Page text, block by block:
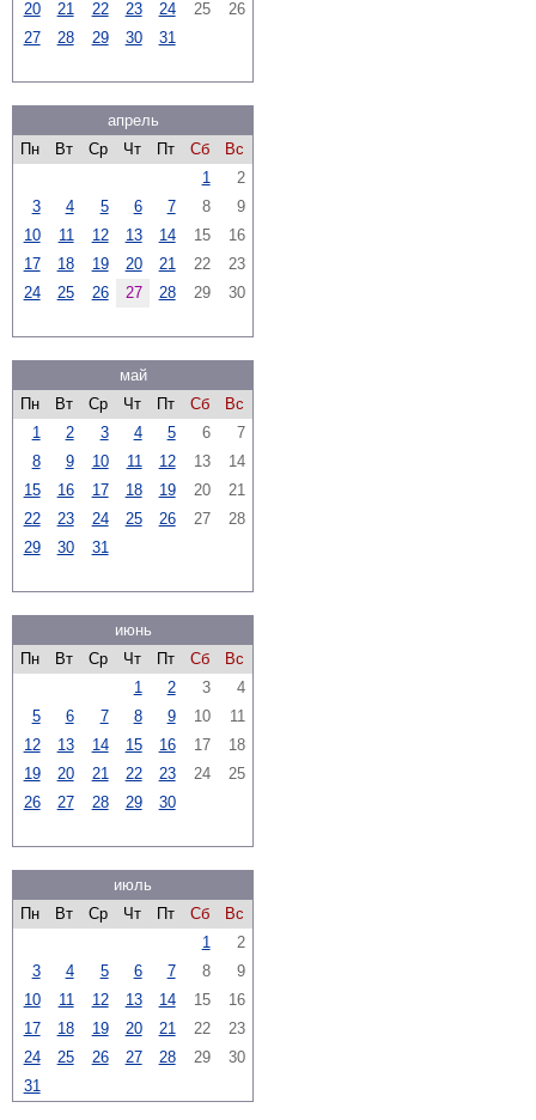
20 21 22 23 24 25
26
27
28 29 30 31
апрель
Пн
Вт Ср Чт Пт Сб
Вс
1
2
3
4 5 6 7 8
9
10
11 12 13 14 15
16
17
18 19 20 21 22
23
24
25 26 27 28 29 30
май
Пн
Вт Ср Чт Пт Сб
Вс
1
2 3 4 5 6
7
8
9 10 11 12 13
14
15
16 17 18 19 20
21
22
23 24 25 26 27
28
29
30 31
июнь
Пн
Вт Ср Чт Пт Сб
Вс
1
2 3
4
5
6 7 8 9 10
11
12
13 14 15 16 17
18
19
20 21 22 23 24
25
26
27 28 29 30
июль
Пн
Вт Ср Чт Пт Сб
Вс
1
2
3
4 5 6 7 8
9
10
11 12 13 14 15
16
17
18 19 20 21 22
23
24
25 26 27 28 29
30
31